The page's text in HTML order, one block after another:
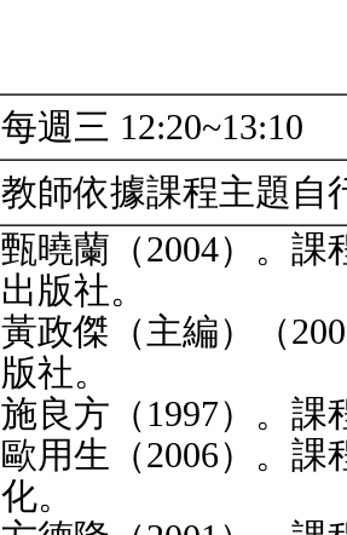
每週三 12:20~13:10
教師依據課程主題自
甄曉蘭（2004）。
出版社。
黃政傑（主編）（
版社。
施良方（1997）。
歐用生（2006）。
化。